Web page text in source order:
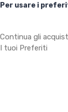
Per usare i
Continua gli
I tuoi Preferiti